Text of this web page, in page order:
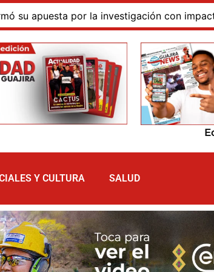
por la investigación con impacto
Y CULTURA SALUD